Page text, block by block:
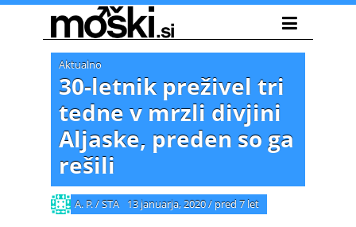
Aktualno
30-letnik preživel tri
tedne v mrzli divjini
Aljaske, preden so ga
rešili
A. P. / STA 13 januarja, 2020/ pred 7 let